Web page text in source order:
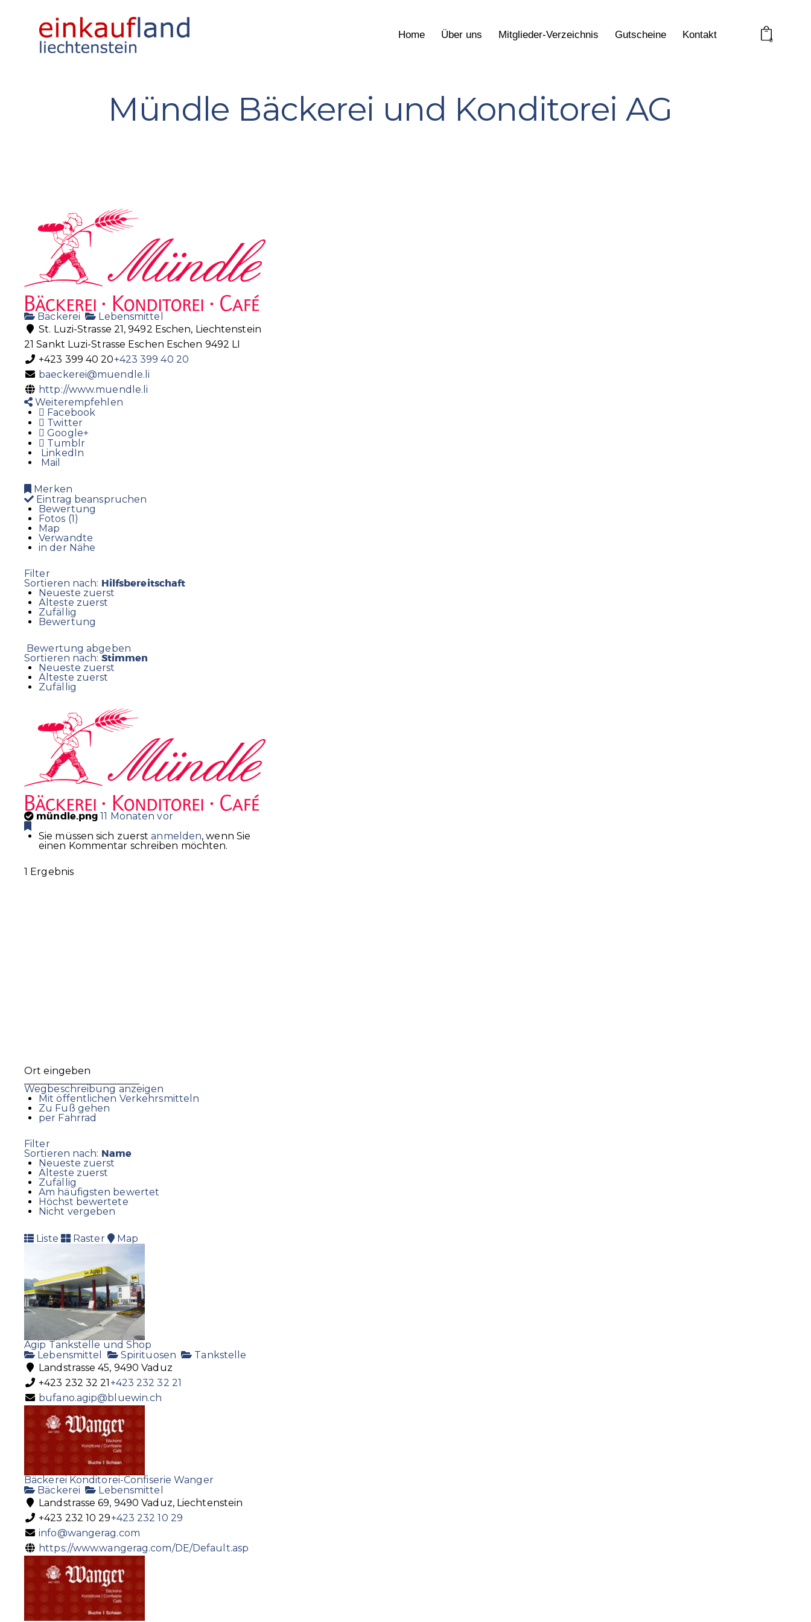
Home Über uns Mitglieder-Verzeichnis Gutscheine Kontakt 0
Mündle Bäckerei und Konditorei AG
Bäckerei
Lebensmittel
St. Luzi-Strasse 21, 9492 Eschen, Liechtenstein
21 Sankt Luzi-Strasse Eschen Eschen 9492 LI
+423 399 40 20+423 399 40 20
baeckerei@muendle.li
http://www.muendle.li
Weiterempfehlen
Facebook
Twitter
Google+
Tumblr
LinkedIn
Mail
Merken
Eintrag beanspruchen
Bewertung
Fotos (1)
Map
Verwandte
in der Nähe
Filter
Sortieren nach: Hilfsbereitschaft
Neueste zuerst
Älteste zuerst
Zufällig
Bewertung
Bewertung abgeben
Sortieren nach: Stimmen
Neueste zuerst
Älteste zuerst
Zufällig
mündle.png 11 Monaten vor
Sie müssen sich zuerstanmelden, wenn Sie
einen Kommentar schreiben möchten.
1 Ergebnis
Wegbeschreibung anzeigen
Mit öffentlichen Verkehrsmitteln
Zu Fuß gehen
per Fahrrad
Filter
Sortieren nach: Name
Neueste zuerst
Älteste zuerst
Zufällig
Am häufigsten bewertet
Höchst bewertete
Nicht vergeben
Liste Raster Map
Agip Tankstelle und Shop
Lebensmittel
Spirituosen
Tankstelle
Landstrasse 45, 9490 Vaduz
+423 232 32 21+423 232 32 21
bufano.agip@bluewin.ch
Bäckerei Konditorei-Confiserie Wanger
Bäckerei
Lebensmittel
Landstrasse 69, 9490 Vaduz, Liechtenstein
+423 232 10 29+423 232 10 29
info@wangerag.com
https://www.wangerag.com/DE/Default.asp